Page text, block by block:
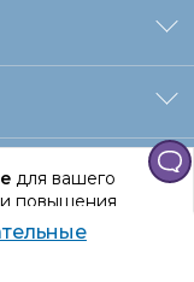
для вашего
и повышения
вы даете
данных